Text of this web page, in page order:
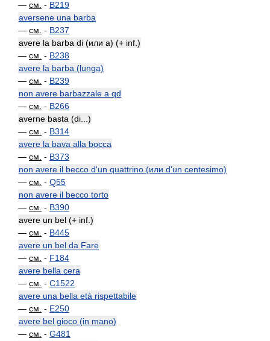
— см. - B219
aversene una barba
— см. - B237
avere la barba di (или a) (+ inf.)
— см. - B238
avere la barba (lunga)
— см. - B239
non avere barbazzale a qd
— см. - B266
averne basta (di...)
— см. - B314
avere la bava alla bocca
— см. - B373
non avere il becco d'un quattrino (или d'un centesimo)
— см. - Q55
non avere il becco torto
— см. - B390
avere un bel (+ inf.)
— см. - B445
avere un bel da Fare
— см. - F184
avere bella cera
— см. - C1522
avere una bella età rispettabile
— см. - E250
avere bel gioco (in mano)
— см. - G481